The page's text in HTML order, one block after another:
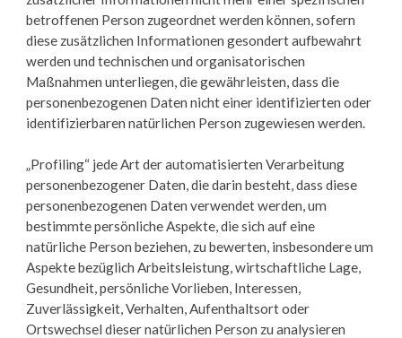
betroffenen Person zugeordnet werden können, sofern
diese zusätzlichen Informationen gesondert aufbewahrt
werden und technischen und organisatorischen
Maßnahmen unterliegen, die gewährleisten, dass die
personenbezogenen Daten nicht einer identifizierten oder
identifizierbaren natürlichen Person zugewiesen werden.
„Profiling“ jede Art der automatisierten Verarbeitung
personenbezogener Daten, die darin besteht, dass diese
personenbezogenen Daten verwendet werden, um
bestimmte persönliche Aspekte, die sich auf eine
natürliche Person beziehen, zu bewerten, insbesondere um
Aspekte bezüglich Arbeitsleistung, wirtschaftliche Lage,
Gesundheit, persönliche Vorlieben, Interessen,
Zuverlässigkeit, Verhalten, Aufenthaltsort oder
Ortswechsel dieser natürlichen Person zu analysieren